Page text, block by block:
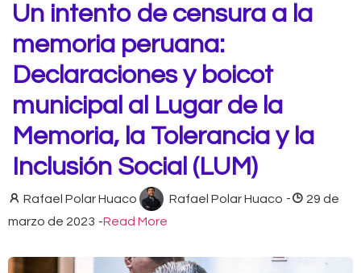
Un intento de censura a la
memoria peruana:
Declaraciones y boicot
municipal al Lugar de la
Memoria, la Tolerancia y la
Inclusión Social (LUM)
Rafael Polar Huaco Rafael Polar Huaco -
29 de
marzo de 2023 -Read More